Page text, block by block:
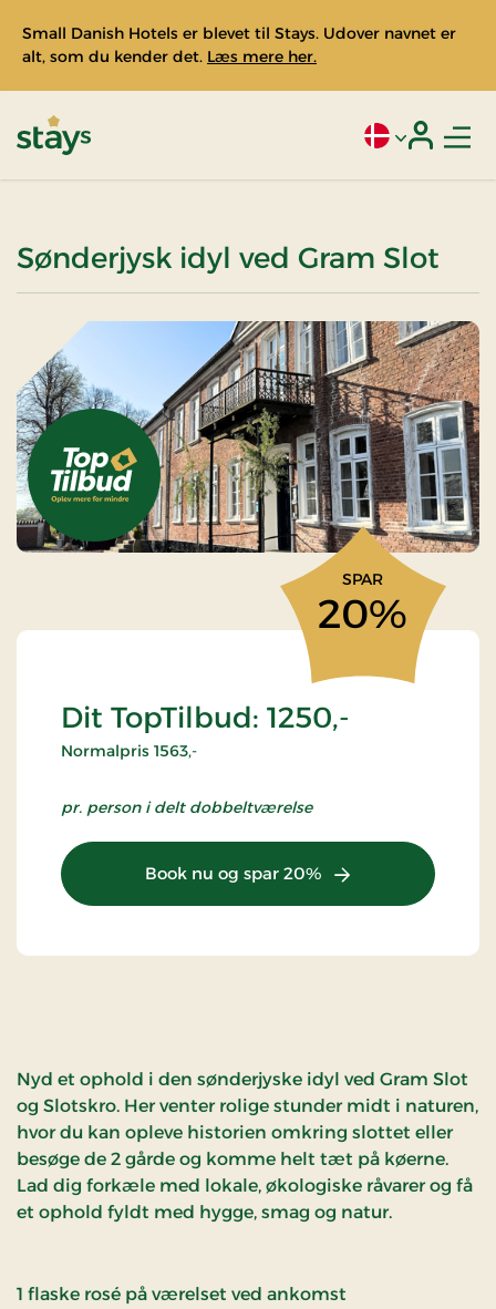
Small Danish Hotels er blevet til Stays. Udover navnet er
alt, som du kender det. Læs mere her.
Aktivt sprog:
Sønderjysk idyl ved Gram Slot
Dit TopTilbud: 1250,-
Normalpris 1563,-
SPAR
20%
pr. person i delt dobbeltværelse
Book nu og spar 20%
Nyd et ophold i den sønderjyske idyl ved Gram Slot
og Slotskro. Her venter rolige stunder midt i naturen,
hvor du kan opleve historien omkring slottet eller
besøge de 2 gårde og komme helt tæt på køerne.
Lad dig forkæle med lokale, økologiske råvarer og få
et ophold fyldt med hygge, smag og natur.
1 flaske rosé på værelset ved ankomst